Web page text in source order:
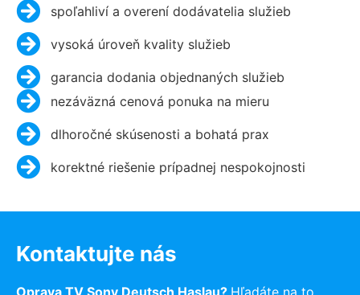
spoľahliví a overení dodávatelia služieb
vysoká úroveň kvality služieb
garancia dodania objednaných služieb
nezáväzná cenová ponuka na mieru
dlhoročné skúsenosti a bohatá prax
korektné riešenie prípadnej nespokojnosti
Kontaktujte nás
Oprava TV Sony Deutsch Haslau? Hľadáte na to